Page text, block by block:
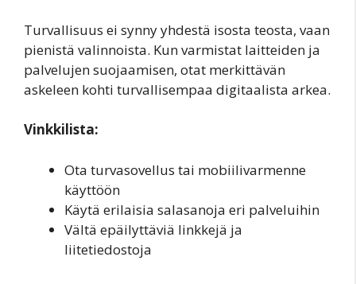
Turvallisuus ei synny yhdestä isosta teosta, vaan
pienistä valinnoista. Kun varmistat laitteiden ja
palvelujen suojaamisen, otat merkittävän
askeleen kohti turvallisempaa digitaalista arkea.
Vinkkilista:
Ota turvasovellus tai mobiilivarmenne
käyttöön
Käytä erilaisia salasanoja eri palveluihin
Vältä epäilyttäviä linkkejä ja
liitetiedostoja